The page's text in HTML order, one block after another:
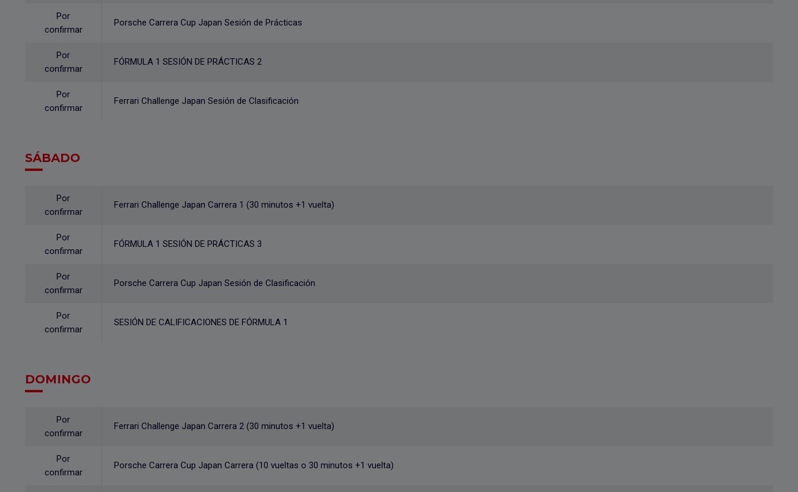
Por
confirmar
Porsche Carrera Cup Japan Sesión de Prácticas
Por
confirmar
FÓRMULA 1 SESIÓN DE PRÁCTICAS 2
Por
confirmar
Ferrari Challenge Japan Sesión de Clasificación
SÁBADO
Por
confirmar
Ferrari Challenge Japan Carrera 1 (30 minutos +1 vuelta)
Por
confirmar
FÓRMULA 1 SESIÓN DE PRÁCTICAS 3
Por
confirmar
Porsche Carrera Cup Japan Sesión de Clasificación
Por
confirmar
SESIÓN DE CALIFICACIONES DE FÓRMULA 1
DOMINGO
Por
confirmar
Ferrari Challenge Japan Carrera 2 (30 minutos +1 vuelta)
Por
confirmar
Porsche Carrera Cup Japan Carrera (10 vueltas o 30 minutos +1 vuelta)